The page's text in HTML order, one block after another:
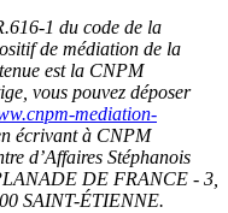
1 du code de la
de médiation de la
est la CNPM
vous pouvez déposer
mediation-
écrivant à CNPM
d’Affaires Stéphanois
DE FRANCE - 3,
SAINT-ÉTIENNE.